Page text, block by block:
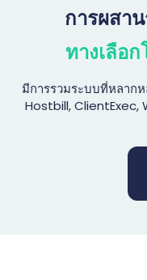
การผสา
ทางเลือ
มีการรวมระบบที่หลากห
Hostbill, ClientExec,